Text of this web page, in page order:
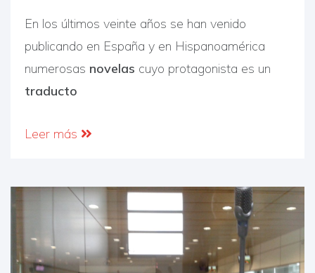
En los últimos veinte años se han venido
publicando en España y en Hispanoamérica
numerosas novelas cuyo protagonista es un
traducto
Leer más